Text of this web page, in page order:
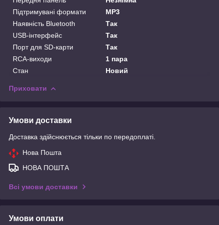
Підтримувані формати
MP3
Наявність Bluetooth
Так
USB-інтерфейс
Так
Порт для SD-карти
Так
RCA-виходи
1 пара
Стан
Новий
Приховати
Умови доставки
Доставка здійснюється тільки по передоплаті.
Нова Пошта
НОВА ПОШТА
Всі умови доставки
Умови оплати